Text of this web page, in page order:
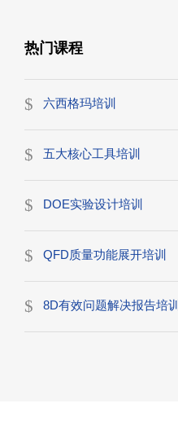
热门课程
六西格玛培训
五大核心工具培训
DOE实验设计培训
QFD质量功能展开培训
8D有效问题解决报告培训